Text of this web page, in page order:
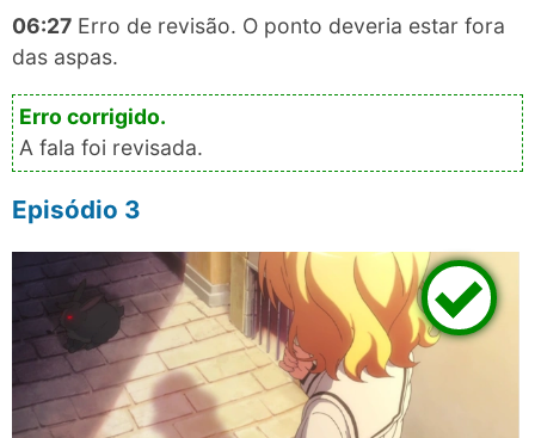
06:27 Erro de revisão. O ponto deveria estar fora
das aspas.
A fala foi revisada.
Episódio 3